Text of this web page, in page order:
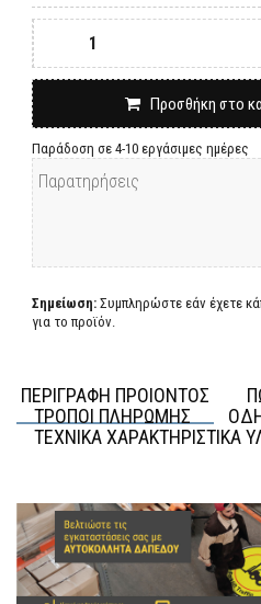
Προσθήκη στο
Παράδοση σε 4-10 εργάσιμες ημέρες
Σημείωση: Συμπληρώστε εάν έχετε
για το προϊόν.
ΠΕΡΙΓΡΑΦΗ ΠΡΟΙΟΝΤΟΣ
ΤΡΟΠΟΙ ΠΛΗΡΩΜΗΣ
ΤΕΧΝΙΚΑ ΧΑΡΑΚΤΗΡΙΣΤΙΚΑ